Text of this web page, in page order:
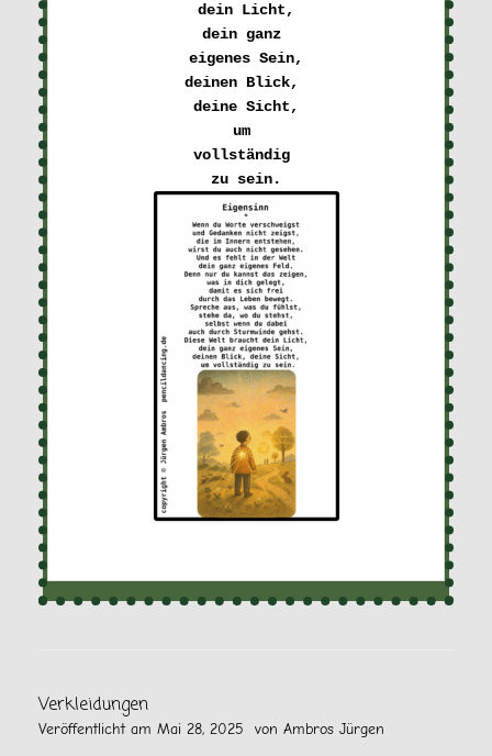
dein Licht,
dein ganz
eigenes Sein,
deinen Blick,
deine Sicht,
um
vollständig
Verkleidungen
Veröffentlicht am Mai 28, 2025 von Ambros Jürgen